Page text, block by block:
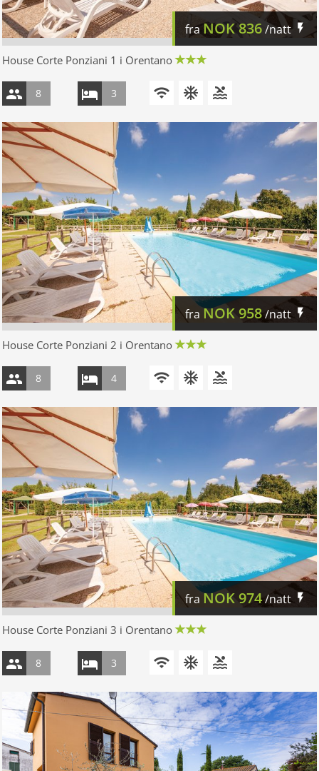
fraNOK836/natt
House Corte Ponziani 1 i Orentano
8 3
fra NOK958/natt
House Corte Ponziani 2 i Orentano
8 4
fra NOK974/natt
House Corte Ponziani 3 i Orentano
8 3